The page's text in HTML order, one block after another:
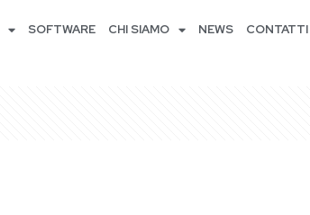
SOFTWARE CHI SIAMO NEWS CONTATTI